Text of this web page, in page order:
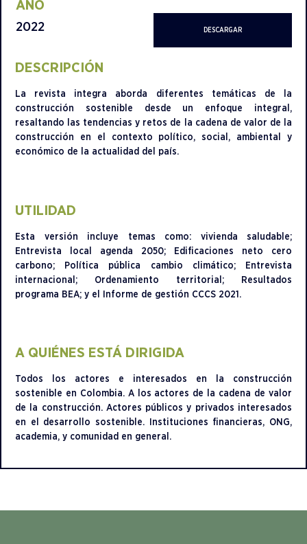
AÑO
2022 DESCARGAR
DESCRIPCIÓN
La revista integra aborda diferentes temáticas de la
construcción sostenible desde un enfoque integral,
resaltando las tendencias y retos de la cadena de valor de la
construcción en el contexto político, social, ambiental y
económico de la actualidad del país.
UTILIDAD
Esta versión incluye temas como: vivienda saludable;
Entrevista local agenda 2050; Edificaciones neto cero
carbono; Política pública cambio climático; Entrevista
internacional; Ordenamiento territorial; Resultados
programa BEA; y el Informe de gestión CCCS 2021.
A QUIÉNES ESTÁ DIRIGIDA
Todos los actores e interesados en la construcción
sostenible en Colombia. A los actores de la cadena de valor
de la construcción. Actores públicos y privados interesados
en el desarrollo sostenible. Instituciones financieras, ONG,
academia, y comunidad en general.